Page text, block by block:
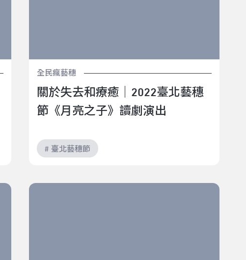
全民瘋藝穗
關於失去和療癒｜2022臺北藝穗
節《月亮之子》讀劇演出
# 臺北藝穗節
很有渲染力的一齣戲｜2022臺北藝穗節《老派的自處練